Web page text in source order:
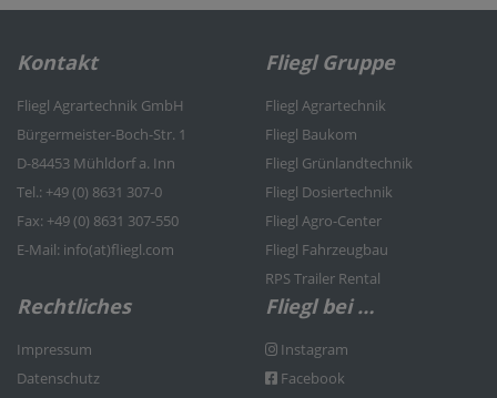
Kontakt
Fliegl Agrartechnik GmbH
Bürgermeister-Boch-Str. 1
D-84453 Mühldorf a. Inn
Tel.: +49 (0) 8631 307-0
Fax: +49 (0) 8631 307-550
E-Mail: info(at)fliegl.com
Fliegl Gruppe
Fliegl Agrartechnik
Fliegl Baukom
Fliegl Grünlandtechnik
Fliegl Dosiertechnik
Fliegl Agro-Center
Fliegl Fahrzeugbau
RPS Trailer Rental
Rechtliches
Impressum
Datenschutz
Fliegl bei …
Instagram
Facebook